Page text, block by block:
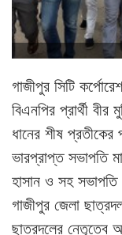
গাজীপুর সিটি
বিএনপির প্রার্থী
ধানের শীষ প্রতীকের
ভারপ্রাপ্ত সভাপতি
হাসান ও সহ সভাপতি
গাজীপুর জেলা
ছাত্রদলের নেতৃত্বে